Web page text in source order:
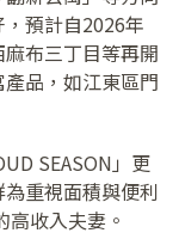
預計自2026年
布三丁目等再開
品，如江東區門
SEASON」更
重視面積與便利
收入夫妻。